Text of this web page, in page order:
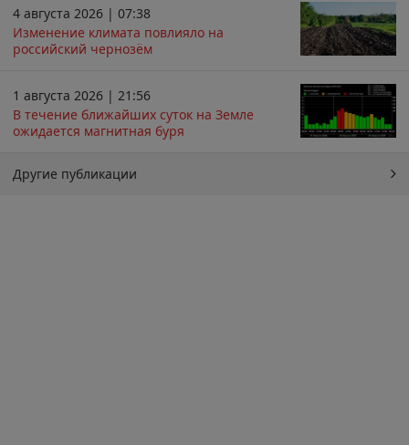
4 августа 2026 | 07:38
Изменение климата повлияло на
российский чернозём
1 августа 2026 | 21:56
В течение ближайших суток на Земле
ожидается магнитная буря
Другие публикации